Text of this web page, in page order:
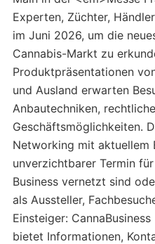
Experten, Züchter,
im Juni 2026, um die
Cannabis-Markt zu
Produktpräsentationen
und Ausland erwarten
Anbautechniken,
Geschäftsmöglichkeiten.
Networking mit aktuellem
unverzichtbarer Termin
Business vernetzt sind
als Aussteller,
Einsteiger:
bietet Informationen,